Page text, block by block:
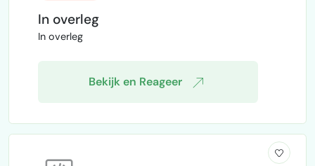
interesse in hebben? Dan vertel ik je er
graag meer over in een korte call!
In overleg
In overleg
Bekijk en Reageer